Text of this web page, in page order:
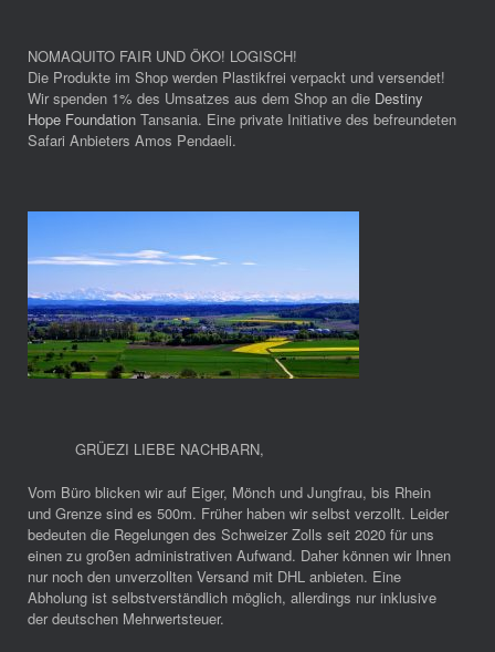
NOMAQUITO FAIR UND ÖKO! LOGISCH!
Die Produkte im Shop werden Plastikfrei verpackt und versendet!
Wir spenden 1% des Umsatzes aus dem Shop an die Destiny
Hope Foundation Tansania. Eine private Initiative des befreundeten
Safari Anbieters Amos Pendaeli.
GRÜEZI LIEBE NACHBARN,
Vom Büro blicken wir auf Eiger, Mönch und Jungfrau, bis Rhein
und Grenze sind es 500m. Früher haben wir selbst verzollt. Leider
bedeuten die Regelungen des Schweizer Zolls seit 2020 für uns
einen zu großen administrativen Aufwand. Daher können wir Ihnen
nur noch den unverzollten Versand mit DHL anbieten. Eine
Abholung ist selbstverständlich möglich, allerdings nur inklusive
der deutschen Mehrwertsteuer.